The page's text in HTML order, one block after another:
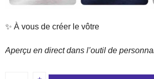
✨ À vous de créer le vôtre
Aperçu en direct dans l’outil de